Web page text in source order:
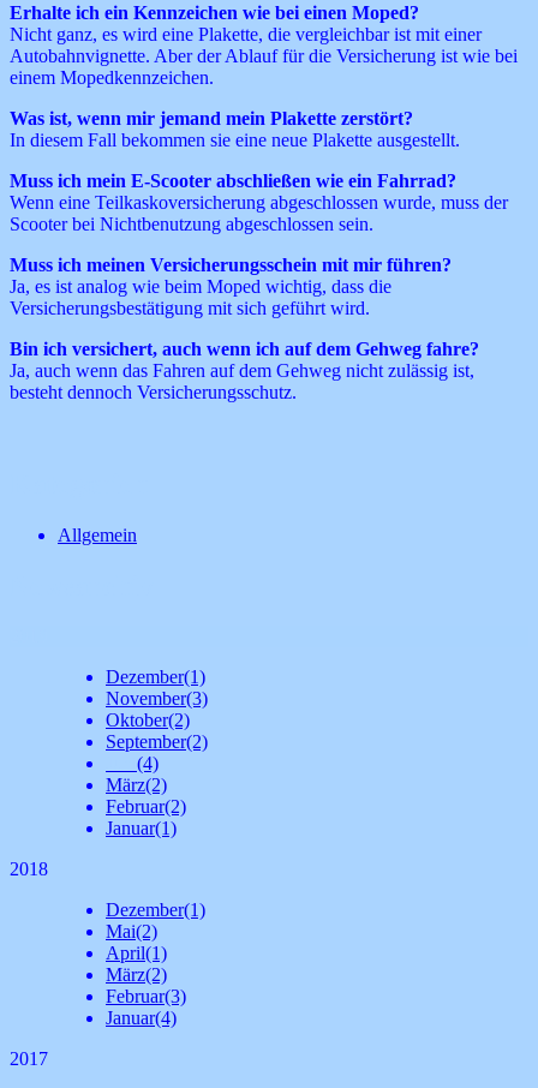
Erhalte ich ein Kennzeichen wie bei einen Moped?
Nicht ganz, es wird eine Plakette, die vergleichbar ist mit einer
Autobahnvignette. Aber der Ablauf für die Versicherung ist wie bei
einem Mopedkennzeichen.
Was ist, wenn mir jemand mein Plakette zerstört?
In diesem Fall bekommen sie eine neue Plakette ausgestellt.
Muss ich mein E-Scooter abschließen wie ein Fahrrad?
Wenn eine Teilkaskoversicherung abgeschlossen wurde, muss der
Scooter bei Nichtbenutzung abgeschlossen sein.
Muss ich meinen Versicherungsschein mit mir führen?
Ja, es ist analog wie beim Moped wichtig, dass die
Versicherungsbestätigung mit sich geführt wird.
Bin ich versichert, auch wenn ich auf dem Gehweg fahre?
Ja, auch wenn das Fahren auf dem Gehweg nicht zulässig ist,
besteht dennoch Versicherungsschutz.
Allgemein
Dezember(1)
November(3)
Oktober(2)
September(2)
(4)
März(2)
Februar(2)
Januar(1)
2018
Dezember(1)
Mai(2)
April(1)
März(2)
Februar(3)
Januar(4)
2017